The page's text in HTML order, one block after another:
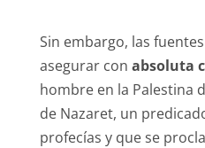
Sin embargo, las
asegurar con absoluta
hombre en la Palestina
de Nazaret, un
profecías y que se